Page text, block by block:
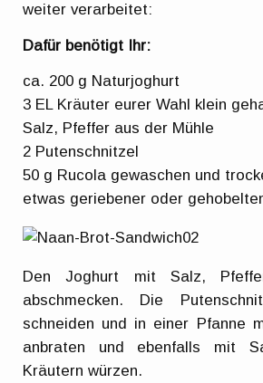
weiter verarbeitet:
Dafür benötigt Ihr:
ca. 200 g Naturjoghurt
3 EL Kräuter eurer Wahl klein
Salz, Pfeffer aus der Mühle
2 Putenschnitzel
50 g Rucola gewaschen und
etwas geriebener oder
Den Joghurt mit Salz,
abschmecken. Die
schneiden und in einer Pfanne
anbraten und ebenfalls mit
Kräutern würzen.